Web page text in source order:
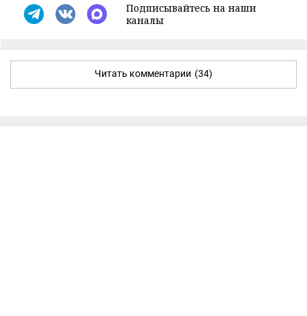
Подписывайтесь на наши
каналы
Читать комментарии (34)